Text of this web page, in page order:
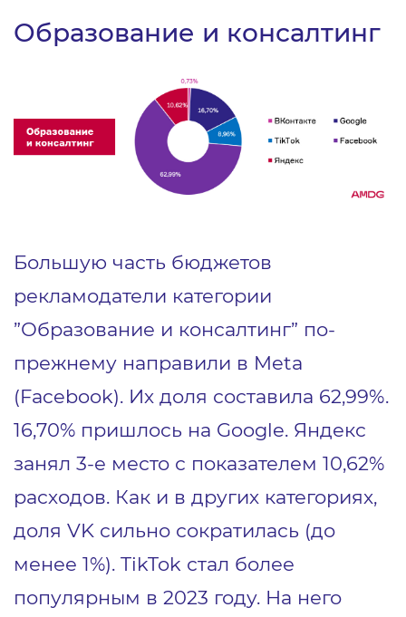
Образование и консалтинг
Большую часть бюджетов
рекламодатели категории
”Образование и консалтинг” по-
прежнему направили в Meta
(Facebook). Их доля составила 62,99%.
16,70% пришлось на Google. Яндекс
занял 3-е место с показателем 10,62%
расходов. Как и в других категориях,
доля VK сильно сократилась (до
менее 1%). TikTok стал более
популярным в 2023 году. На него